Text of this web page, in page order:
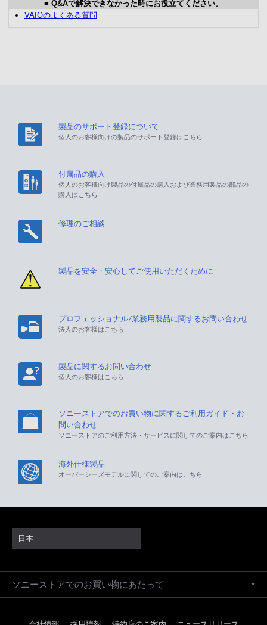
■ Q&Aで解決できなかった時にお役立てください。
VAIOのよくある質問
製品のサポート登録について
個人のお客様向けの製品のサポート登録はこちら
付属品の購入
個人のお客様向け製品の付属品の購入および業務用製品の部品の
購入はこちら
修理のご相談
製品を安全・安心してご使用いただくために
プロフェッショナル/業務用製品に関するお問い合わせ
法人のお客様はこちら
製品に関するお問い合わせ
個人のお客様はこちら
ソニーストアでのお買い物に関するご利用ガイド・お
問い合わせ
ソニーストアのご利用方法・サービスに関してのご案内はこちら
海外仕様製品
オーバーシーズモデルに関してのご案内はこちら
日本
ソニーストアでのお買い物にあたって